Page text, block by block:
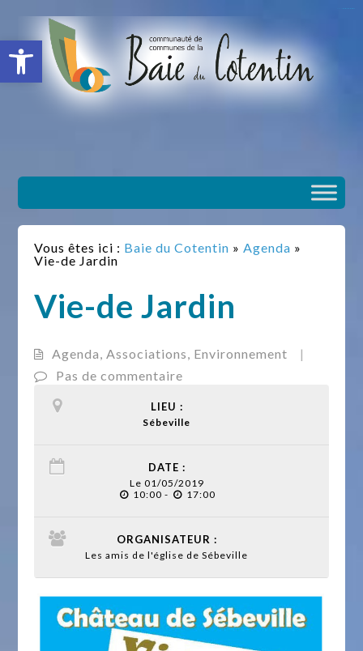
Ouvrir la barre d’outils
Vous êtes ici : Baie du Cotentin »Agenda »
Vie-de Jardin
Vie-de Jardin
Agenda,Associations, Environnement
|
Pas de commentaire
LIEU :
Sébeville
DATE :
Le 01/05/2019
10:00 -
17:00
ORGANISATEUR :
Les amis de l'église de Sébeville